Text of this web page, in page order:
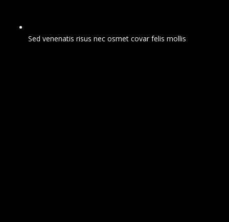
Sed venenatis risus nec osmet covar felis mollis